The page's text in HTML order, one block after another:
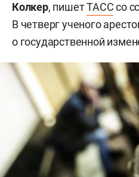
Колкер, пишетТАССсо
В четверг ученого
о государственной